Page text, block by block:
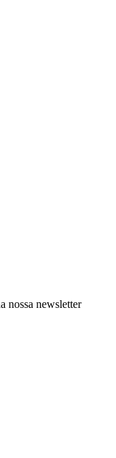
nossa newsletter